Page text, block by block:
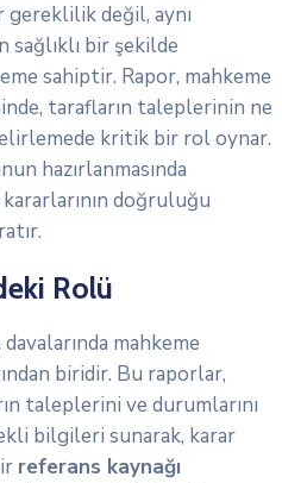
gereklilik değil, aynı
sağlıklı bir şekilde
sahiptir. Rapor, mahkeme
tarafların taleplerinin ne
kritik bir rol oynar.
hazırlanmasında
doğruluğu
Rolü
mahkeme
biridir. Bu raporlar,
taleplerini ve durumlarını
bilgileri sunarak, karar
referans kaynağı